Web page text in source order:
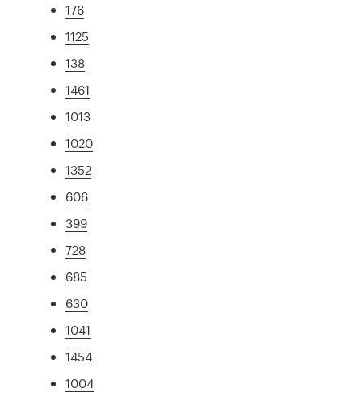
176
1125
138
1461
1013
1020
1352
606
399
728
685
630
1041
1454
1004